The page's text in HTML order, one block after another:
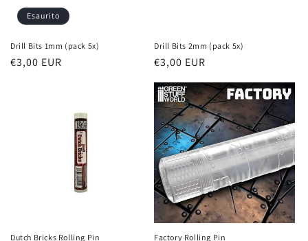
Esaurito
Drill Bits 1mm (pack 5x)
Prezzo
€3,00 EUR
Drill Bits 2mm (pack 5x)
Prezzo
listino
€3,00 EUR
Dutch Bricks Rolling Pin Factory Rolling Pin